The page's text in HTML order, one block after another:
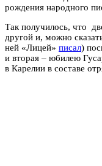
рождения народного
Так получилось, что
другой и, можно
ней «Лицей» писал)
и вторая – юбилею
в Карелии в составе